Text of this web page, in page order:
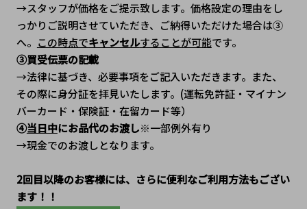
→スタッフが価格をご提示致します。価格設定の理由をし
っかりご説明させていただき、ご納得いただけた場合は③
へ。 この時点でキャンセルすることが可能です。
③買受伝票の記載
→法律に基づき、必要事項をご記入いただきます。また、
その際に身分証を拝見いたします。(運転免許証・マイナン
バーカード・保険証・在留カード等）
④当日中にお品代のお渡し※一部例外有り
→現金でのお渡しとなります。
2回目以降のお客様には、さらに便利なご利用方法もござい
ます！！